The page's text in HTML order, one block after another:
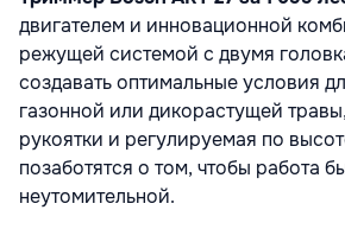
двигателем и инновационной
режущей системой с двумя
создавать оптимальные условия
газонной или дикорастущей
рукоятки и регулируемая по
позаботятся о том, чтобы работа
неутомительной.